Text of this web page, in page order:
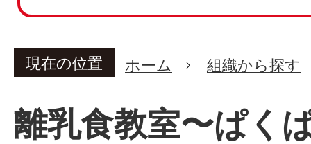
現在の位置 ホーム 組織から探す
離乳食教室〜ぱく